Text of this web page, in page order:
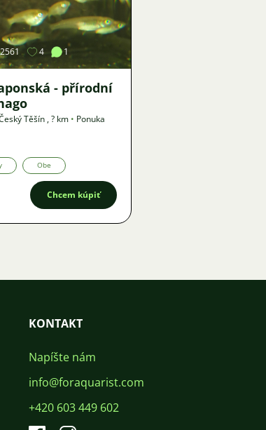
Obrázok
2561 4 1
- přírodní
Těšín ,? km • Ponuka
Obe
Chcem kúpiť
KONTAKT
Napíšte nám
info@foraquarist.com
+420 603 449 602